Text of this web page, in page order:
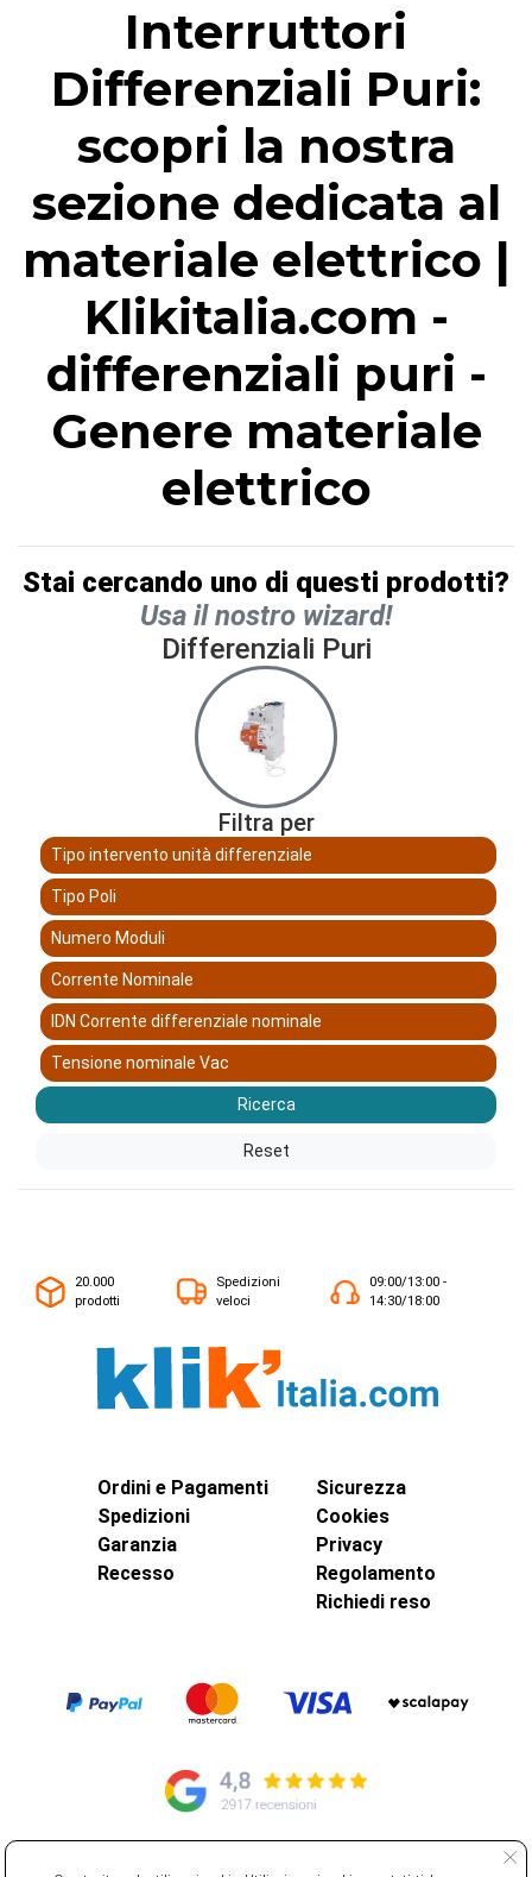
Interruttori
Differenziali Puri:
scopri la nostra
sezione dedicata al
materiale elettrico |
Klikitalia.com -
differenziali puri -
Genere materiale
elettrico
Stai cercando uno di questi prodotti?
Usa il nostro wizard!
Differenziali Puri
Filtra per
Tipo intervento unità differenziale
Tipo Poli
Numero Moduli
Corrente Nominale
IDN Corrente differenziale nominale
Tensione nominale Vac
Ricerca
Reset
20.000
prodotti
Spedizioni
veloci
09:00/13:00 -
14:30/18:00
Ordini e Pagamenti
Spedizioni
Garanzia
Recesso
Sicurezza
Cookies
Privacy
Regolamento
Richiedi reso